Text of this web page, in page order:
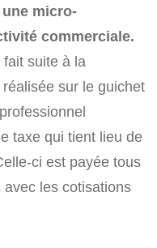
micro-
commerciale.
suite à la
sur le guichet
taxe qui tient lieu de
ci est payée tous
les cotisations